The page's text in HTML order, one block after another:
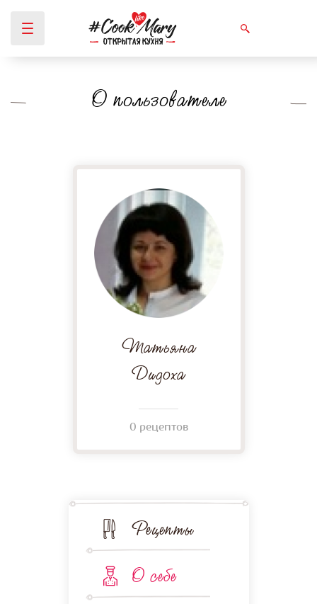
Вы здесь О пользователе
Татьяна
Дидоха
0 рецептов
Рецепты
О себе